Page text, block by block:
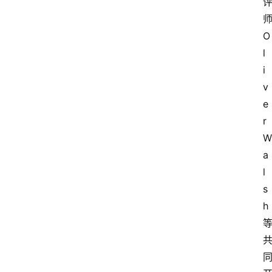
师
O
l
i
v
e
r
W
a
l
s
h
等
共
同